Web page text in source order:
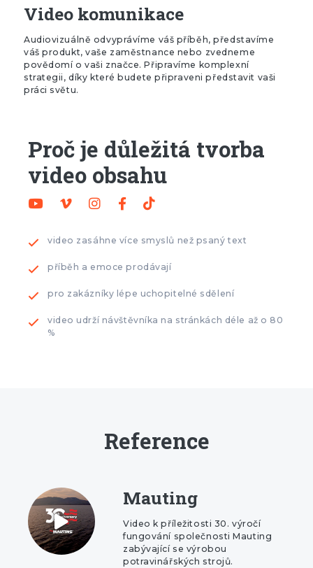
Video komunikace
Audiovizuálně odvyprávíme váš příběh, představíme
váš produkt, vaše zaměstnance nebo zvedneme
povědomí o vaši značce. Připravíme komplexní
strategii, díky které budete připraveni představit vaši
práci světu.
Proč je důležitá tvorba
video obsahu
video zasáhne více smyslů než psaný text
příběh a emoce prodávají
pro zakázníky lépe uchopitelné sdělení
video udrží návštěvníka na stránkách déle až o 80
%
Reference
Mauting
Video k příležitosti 30. výročí
fungování společnosti Mauting
zabývající se výrobou
potravinářských strojů.